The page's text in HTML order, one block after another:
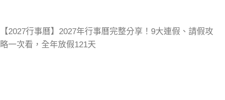
【2027行事曆】2027年行事曆完整分享！9大連假、請假攻
略一次看，全年放假121天